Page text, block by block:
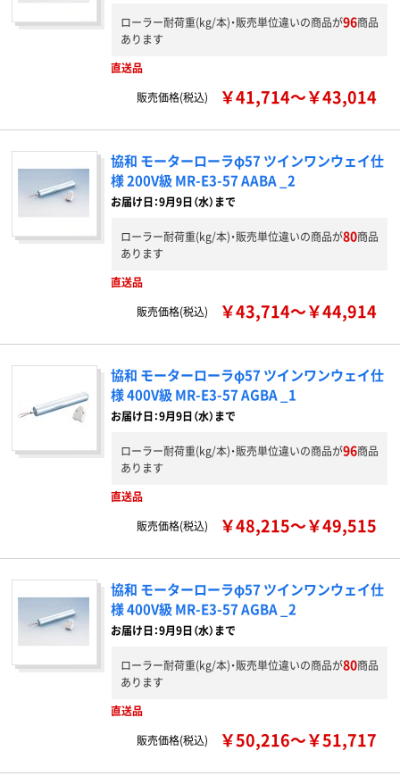
ローラー耐荷重(kg/本)・販売単位違いの商品が96商品
あります
直送品
販売価格(税込)
￥41,714～￥43,014
協和 モーターローラφ57 ツインワンウェイ仕
様 200V級 MR-E3-57 AABA _2
お届け日：9月9日（水）まで
ローラー耐荷重(kg/本)・販売単位違いの商品が80商品
あります
直送品
販売価格(税込)
￥43,714～￥44,914
協和 モーターローラφ57 ツインワンウェイ仕
様 400V級 MR-E3-57 AGBA _1
お届け日：9月9日（水）まで
ローラー耐荷重(kg/本)・販売単位違いの商品が96商品
あります
直送品
販売価格(税込)
￥48,215～￥49,515
協和 モーターローラφ57 ツインワンウェイ仕
様 400V級 MR-E3-57 AGBA _2
お届け日：9月9日（水）まで
ローラー耐荷重(kg/本)・販売単位違いの商品が80商品
あります
直送品
販売価格(税込)
￥50,216～￥51,717